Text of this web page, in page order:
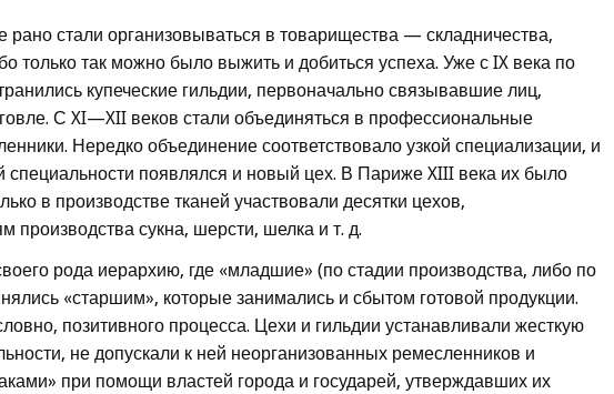
рано стали организовываться в товарищества — складничества,
только так можно было выжить и добиться успеха. Уже с IX века по
купеческие гильдии, первоначально связывавшие лиц,
С XI—XII веков стали объединяться в профессиональные
Нередко объединение соответствовало узкой специализации, и
появлялся и новый цех. В Париже XIII века их было
в производстве тканей участвовали десятки цехов,
производства сукна, шерсти, шелка и т. д.
рода иерархию, где «младшие» (по стадии производства, либо по
«старшим», которые занимались и сбытом готовой продукции.
позитивного процесса. Цехи и гильдии устанавливали жесткую
не допускали к ней неорганизованных ремесленников и
при помощи властей города и государей, утверждавших их